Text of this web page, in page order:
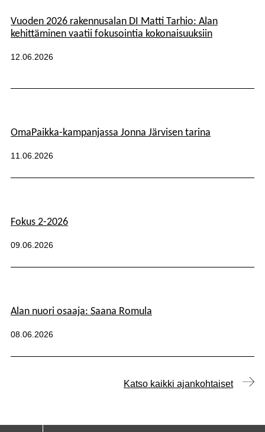
Vuoden 2026 rakennusalan DI Matti Tarhio: Alan
kehittäminen vaatii fokusointia kokonaisuuksiin
Julkaistu:
12.06.2026
OmaPaikka-kampanjassa Jonna Järvisen tarina
Julkaistu:
11.06.2026
Kategoriat:
Fokus 2-2026
Julkaistu:
09.06.2026
Kategoriat:
Alan nuori osaaja: Saana Romula
Julkaistu:
08.06.2026
Katso kaikki ajankohtaiset